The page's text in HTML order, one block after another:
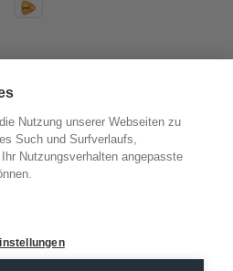
DiamondsByMe
Nutzung unserer Webseiten zu
Such und Surfverlaufs,
Nutzungsverhalten angepasste